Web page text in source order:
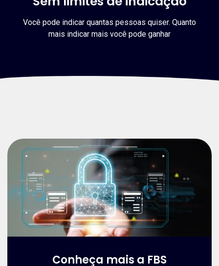
Você pode indicar quantas pessoas quiser. Quanto
mais indicar mais você pode ganhar
Conheça mais a FBS